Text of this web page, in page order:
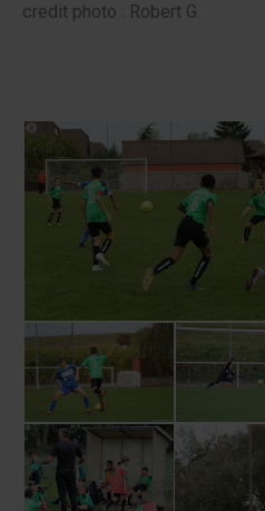
credit photo : Robert G.